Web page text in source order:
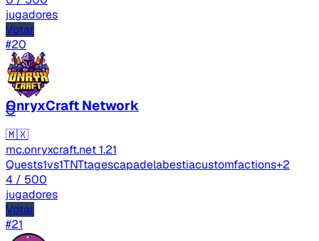
jugadores
Votar
#20
O
OnryxCraft Network
🇲🇽
mc.onryxcraft.net1.21
Quests1vs1TNTtagescapadelabestiacustomfactions+2
4 / 500
jugadores
Votar
#21